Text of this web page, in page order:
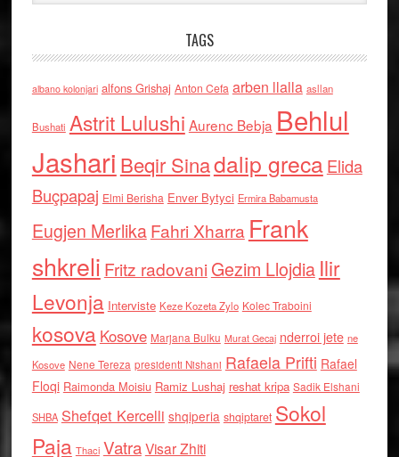
TAGS
albano kolonjari alfons Grishaj Anton Cefa arben llalla asllan
Bushati Astrit Lulushi Aurenc Bebja Behlul
Jashari Beqir Sinadalip grecaElida
Buçpapaj Elmi Berisha Enver Bytyci Ermira Babamusta
Eugjen MerlikaFahri Xharra Frank
shkreli Fritz radovaniGezim Llojdia Ilir
Levonja Interviste Keze Kozeta Zylo Kolec Traboini
kosova Kosove Marjana Bulku Murat Gecaj nderroi jete ne
Kosove Nene Tereza presidenti Nishani Rafaela Prifti Rafael
Floqi Raimonda Moisiu Ramiz Lushaj reshat kripa Sadik Elshani
SHBA Shefqet Kercelli shqiperia shqiptaret Sokol
Paja Thaci VatraVisar Zhiti